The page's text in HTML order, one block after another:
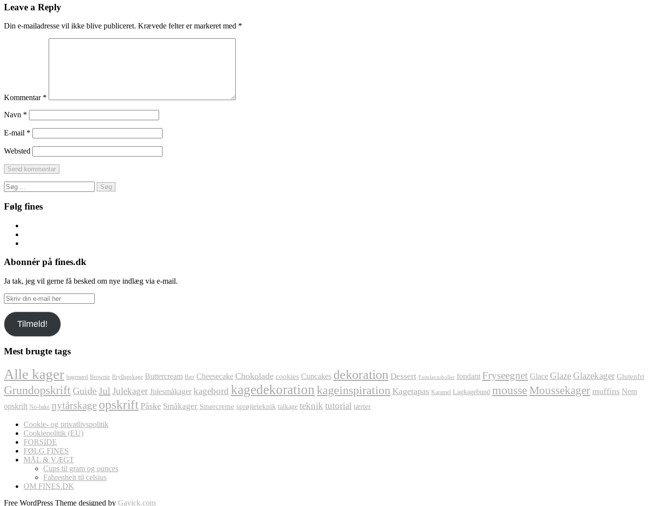
Leave a Reply
Din e-mailadresse vil ikke blive publiceret. Krævede felter er markeret med *
Kommentar *
Navn *
E-mail *
Websted
Søg
efter:
Følg fines
Abonnér på fines.dk
Ja tak, jeg vil gerne få besked om nye indlæg via e-mail.
Skriv
din
e-
mail
her
Tilmeld!
Mest brugte tags
Alle kager bagenørd Brownie Bryllupskage Buttercream Bær Cheesecake Chokolade cookies Cupcakes dekoration Dessert Fastelavnsboller fondant Fryseegnet Glace Glaze Glazekager Glutenfri
Grundopskrift Guide Jul Julekager Julesmåkager kagebord kagedekoration kageinspiration Kagetapas Karamel Lagkagebund mousse Moussekager muffins Nem
opskrift No-bake nytårskage opskrift Påske Småkager Smørcreme sprøjteteknik talkage teknik tutorial tærter
Cookie- og privatlivspolitik
Cookiepolitik (EU)
FORSIDE
FØLG FINES
MÅL & VÆGT
Cups til gram og ounces
Fahrenheit til celsius
OM FINES.DK
Free WordPress Theme designed by Gavick.com